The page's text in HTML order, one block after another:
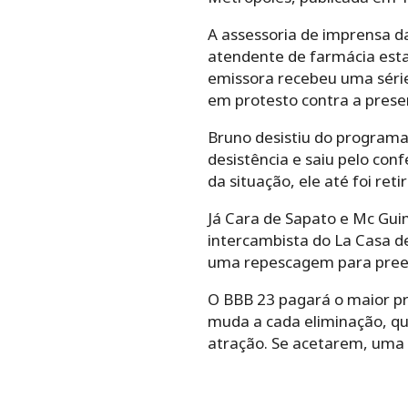
A assessoria de imprensa
atendente de farmácia
emissora recebeu uma
em protesto contra a
Bruno desistiu do
desistência e saiu pelo
da situação, ele até foi
Já Cara de Sapato e Mc
intercambista do La Casa
uma repescagem para
O BBB 23 pagará o maior
muda a cada eliminação,
atração. Se acetarem,